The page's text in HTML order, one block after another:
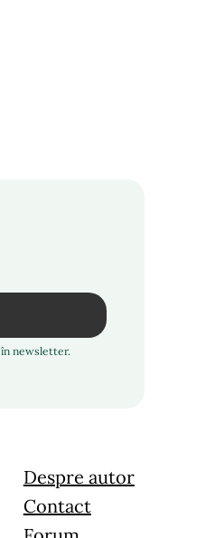
newsletter.
Despre autor
Contact